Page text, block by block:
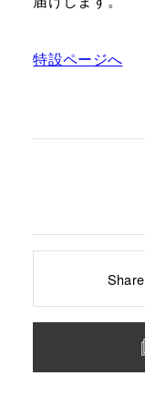
特設ページへ
Share